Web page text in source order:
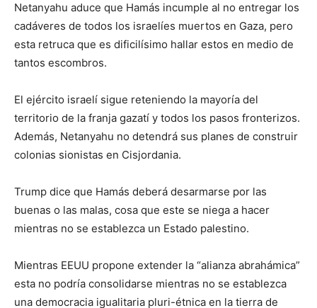
Netanyahu aduce que Hamás incumple al no entregar los
cadáveres de todos los israelíes muertos en Gaza, pero
esta retruca que es dificilísimo hallar estos en medio de
tantos escombros.
El ejército israelí sigue reteniendo la mayoría del
territorio de la franja gazatí y todos los pasos fronterizos.
Además, Netanyahu no detendrá sus planes de construir
colonias sionistas en Cisjordania.
Trump dice que Hamás deberá desarmarse por las
buenas o las malas, cosa que este se niega a hacer
mientras no se establezca un Estado palestino.
Mientras EEUU propone extender la “alianza abrahámica”
esta no podría consolidarse mientras no se establezca
una democracia igualitaria pluri-étnica en la tierra de